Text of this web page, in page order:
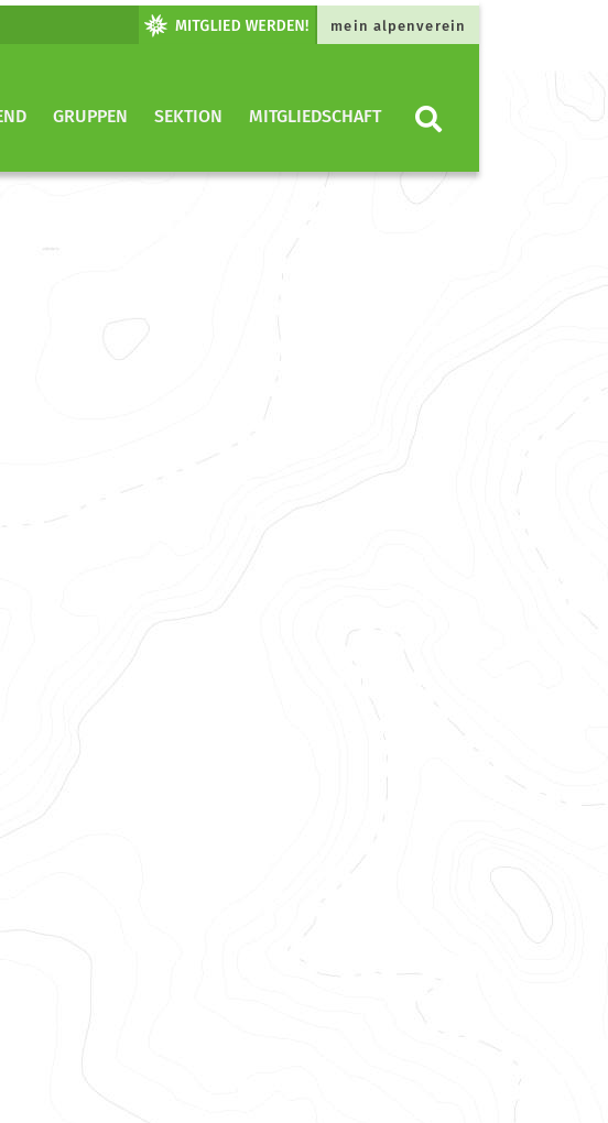
mein alpenverein
GRUPPEN SEKTION MITGLIEDSCHAFT